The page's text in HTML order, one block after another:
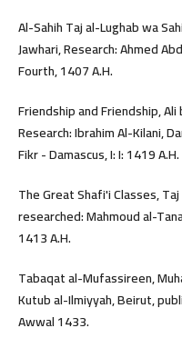
Al-Sahih Taj al-Lughab wa
Jawhari, Research: Ahmed
Fourth, 1407 A.H.
Friendship and Friendship,
Research: Ibrahim Al-Kilani,
Fikr - Damascus, I: I: 1419
The Great Shafi'i Classes,
researched: Mahmoud al-
1413 A.H.
Tabaqat al-Mufassireen,
Kutub al-Ilmiyyah, Beirut,
Awwal 1433.